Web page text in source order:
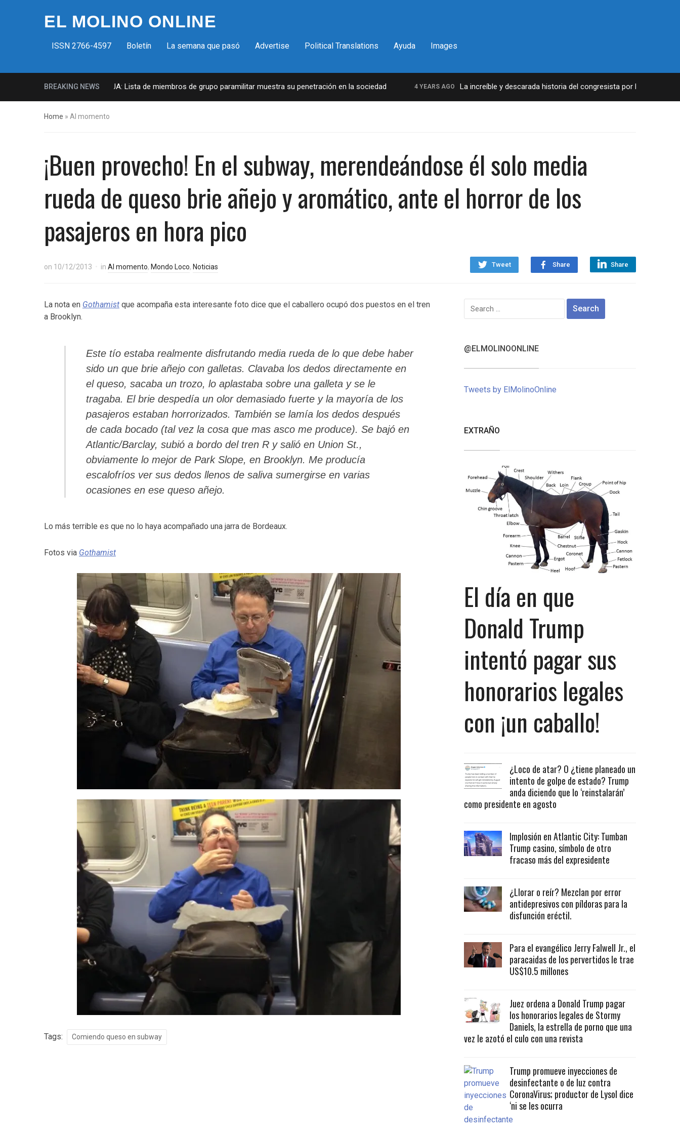
EL MOLINO ONLINE
ISSN 2766-4597 Boletín La semana que pasó Advertise Political Translations Ayuda Images
BREAKING NEWS
Milicias fascistas en EUA: Lista de miembros de grupo paramilitar muestra su penetración en la sociedad 4 YEARS AGO La increíble y descarada historia del congresista por NY George Santos
Home » Al momento
¡Buen provecho! En el subway, merendeándose él solo media
rueda de queso brie añejo y aromático, ante el horror de los
pasajeros en hora pico
Tweet Share Share
on 10/12/2013 in Al momento, Mondo Loco, Noticias
La nota en Gothamist que acompaña esta interesante foto dice que el caballero ocupó dos puestos en el tren
a Brooklyn.
Este tío estaba realmente disfrutando media rueda de lo que debe haber
sido un que brie añejo con galletas. Clavaba los dedos directamente en
el queso, sacaba un trozo, lo aplastaba sobre una galleta y se le
tragaba. El brie despedía un olor demasiado fuerte y la mayoría de los
pasajeros estaban horrorizados. También se lamía los dedos después
de cada bocado (tal vez la cosa que mas asco me produce). Se bajó en
Atlantic/Barclay, subió a bordo del tren R y salió en Union St.,
obviamente lo mejor de Park Slope, en Brooklyn. Me producía
escalofríos ver sus dedos llenos de saliva sumergirse en varias
ocasiones en ese queso añejo.
Lo más terrible es que no lo haya acompañado una jarra de Bordeaux.
Fotos via Gothamist
Tags: Comiendo queso en subway
Search
for:
@ELMOLINOONLINE
Tweets by ElMolinoOnline
EXTRAÑO
El día en que
Donald Trump
intentó pagar sus
honorarios legales
con ¡un caballo!
¿Loco de atar? O ¿tiene planeado un
intento de golpe de estado? Trump
anda diciendo que lo ‘reinstalarán’
como presidente en agosto
Implosión en Atlantic City: Tumban
Trump casino, símbolo de otro
fracaso más del expresidente
¿Llorar o reír? Mezclan por error
antidepresivos con píldoras para la
disfunción eréctil.
Para el evangélico Jerry Falwell Jr., el
paracaidas de los pervertidos le trae
US$10.5 millones
Juez ordena a Donald Trump pagar
los honorarios legales de Stormy
Daniels, la estrella de porno que una
vez le azotó el culo con una revista
Trump promueve inyecciones de
desinfectante o de luz contra
CoronaVirus; productor de Lysol dice
‘ni se les ocurra